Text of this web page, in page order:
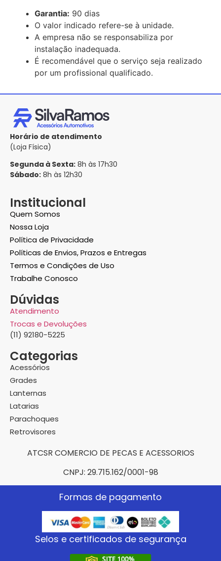
Garantia: 90 dias
O valor indicado refere-se à unidade.
A empresa não se responsabiliza por
instalação inadequada.
É recomendável que o serviço seja realizado
por um profissional qualificado.
Horário de atendimento
(Loja Física)
Segunda à Sexta: 8h às 17h30
Sábado: 8h às 12h30
Institucional
Quem Somos
Nossa Loja
Política de Privacidade
Políticas de Envios, Prazos e Entregas
Termos e Condições de Uso
Trabalhe Conosco
Dúvidas
Atendimento
Trocas e Devoluções
(11) 92180-5225
Categorias
Acessórios
Grades
Lanternas
Latarias
Parachoques
Retrovisores
ATCSR COMERCIO DE PECAS E ACESSORIOS
CNPJ: 29.715.162/0001-98
Formas de pagamento
Selos e certificados de segurança